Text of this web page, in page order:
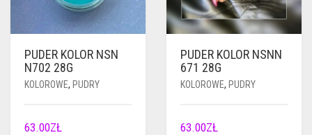
PUDER KOLOR NSN
N702 28G
KOLOROWE, PUDRY
63.00ZŁ
PUDER KOLOR NSNN
671 28G
KOLOROWE, PUDRY
63.00ZŁ